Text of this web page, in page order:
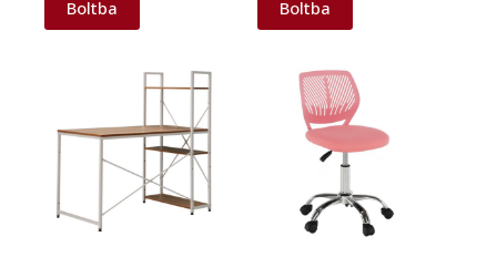
Boltba Boltba